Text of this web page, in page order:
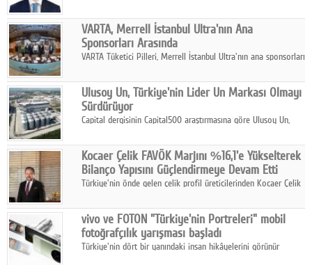
yılının ilk yarısında güçlü finansal performansını korudu.
VARTA, Merrell İstanbul Ultra'nın Ana
Sponsorları Arasında
VARTA Tüketici Pilleri, Merrell İstanbul Ultra'nın ana sponsorları
enerjisine güç katıyor.
Ulusoy Un, Türkiye'nin Lider Un Markası Olmayı
Sürdürüyor
Capital dergisinin Capital500 araştırmasına göre Ulusoy Un,
hasılatıyla Türkiye'nin en büyük 83. firması oldu.
Kocaer Çelik FAVÖK Marjını %16,1'e Yükselterek
Bilanço Yapısını Güçlendirmeye Devam Etti
Türkiye'nin önde gelen çelik profil üreticilerinden Kocaer Çelik
Çelik FAVÖK Marjını %16,1'e yükseltti.
vivo ve FOTON "Türkiye'nin Portreleri" mobil
fotoğrafçılık yarışması başladı
Türkiye'nin dört bir yanındaki insan hikâyelerini görünür